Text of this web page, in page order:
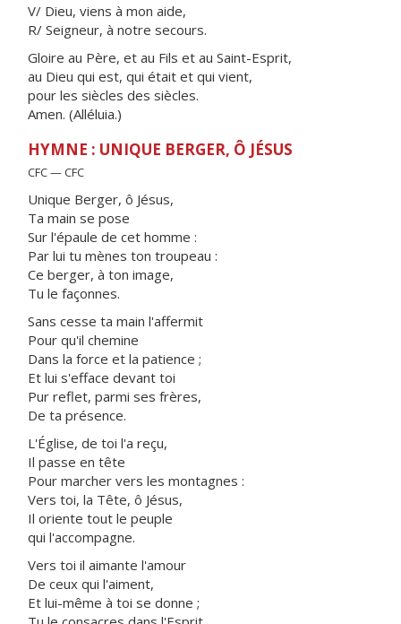
V/ Dieu, viens à mon aide,
R/ Seigneur, à notre secours.
Gloire au Père, et au Fils et au Saint-Esprit,
au Dieu qui est, qui était et qui vient,
pour les siècles des siècles.
Amen. (Alléluia.)
HYMNE : UNIQUE BERGER, Ô JÉSUS
CFC — CFC
Unique Berger, ô Jésus,
Ta main se pose
Sur l'épaule de cet homme :
Par lui tu mènes ton troupeau :
Ce berger, à ton image,
Tu le façonnes.
Sans cesse ta main l'affermit
Pour qu'il chemine
Dans la force et la patience ;
Et lui s'efface devant toi
Pur reflet, parmi ses frères,
De ta présence.
L'Église, de toi l'a reçu,
Il passe en tête
Pour marcher vers les montagnes :
Vers toi, la Tête, ô Jésus,
Il oriente tout le peuple
qui l'accompagne.
Vers toi il aimante l'amour
De ceux qui l'aiment,
Et lui-même à toi se donne ;